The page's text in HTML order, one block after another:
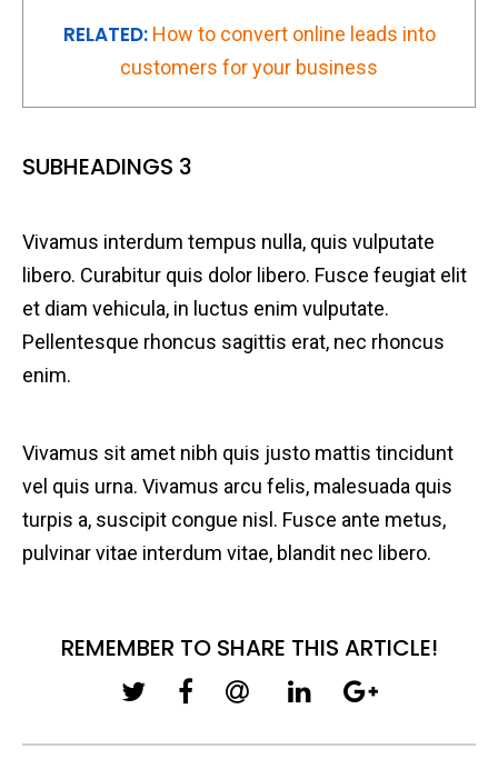
RELATED: How to convert online leads into
customers for your business
SUBHEADINGS 3
Vivamus interdum tempus nulla, quis vulputate
libero. Curabitur quis dolor libero. Fusce feugiat elit
et diam vehicula, in luctus enim vulputate.
Pellentesque rhoncus sagittis erat, nec rhoncus
enim.
Vivamus sit amet nibh quis justo mattis tincidunt
vel quis urna. Vivamus arcu felis, malesuada quis
turpis a, suscipit congue nisl. Fusce ante metus,
pulvinar vitae interdum vitae, blandit nec libero.
REMEMBER TO SHARE THIS ARTICLE!